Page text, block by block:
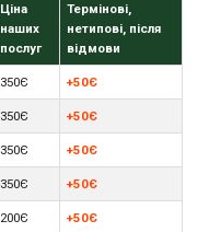
Ціна
наших
послуг
Термінові,
нетипові, після
відмови
350Є +50Є
350Є +50Є
350Є +50Є
350Є +50Є
200Є +50Є